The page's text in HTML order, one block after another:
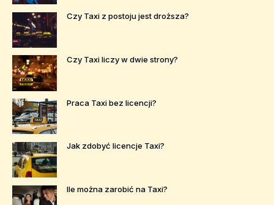
Czy Taxi z postoju jest droższa?
Czy Taxi liczy w dwie strony?
Praca Taxi bez licencji?
Jak zdobyć licencje Taxi?
Ile można zarobić na Taxi?